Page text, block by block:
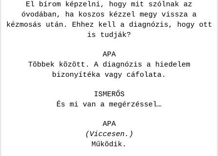
El bírom képzelni, hogy mit szólnak az
óvodában, ha koszos kézzel megy vissza a
kézmosás után. Ehhez kell a diagnózis, hogy ott
is tudják?
APA
Többek között. A diagnózis a hiedelem
bizonyítéka vagy cáfolata.
ISMERŐS
És mi van a megérzéssel…
APA
(Viccesen.)
Működik.